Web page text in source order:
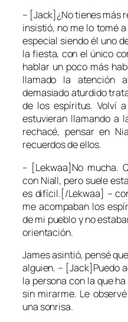
– [Jack]¿No tienes más
insistió, no me lo tomé
especial siendo él uno
la fiesta, con el único
hablar un poco más
llamado la atención
demasiado aturdido
de los espíritus. Volví
estuvieran llamando a
rechacé, pensar en
recuerdos de ellos.
– [Lekwaa]No mucha.
con Niall, pero suele
es difícil.[/Lekwaa] –
me acompaban los
de mi pueblo y no
orientación.
James asintió, pensé
alguien. – [Jack]Puedo
la persona con la que
sin mirarme. Le
una sonrisa.